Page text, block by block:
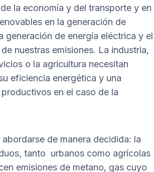
la economía y del transporte y en
en la generación de
generación de energía eléctrica y el
nuestras emisiones. La industria,
o la agricultura necesitan
eficiencia energética y una
en el caso de la
de manera decidida: la
tanto urbanos como agrícolas
emisiones de metano, gas cuyo